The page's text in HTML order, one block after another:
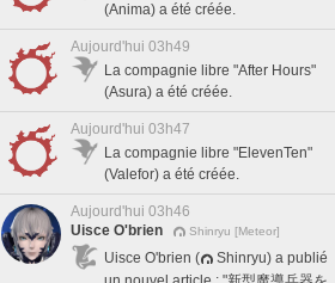
(Anima) a été créée.
Aujourd'hui 03h49
La compagnie libre "After Hours"
(Asura) a été créée.
Aujourd'hui 03h47
La compagnie libre "ElevenTen"
(Valefor) a été créée.
Aujourd'hui 03h46
Uisce O'brien
Shinryu [Meteor]
Uisce O'brien (
Shinryu) a publié